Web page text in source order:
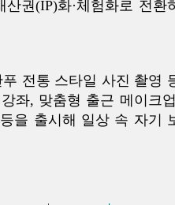
권(IP)화·체험화로 전환
전통 스타일 사진 촬영
좌, 맞춤형 출근 메이크
을 출시해 일상 속 자기